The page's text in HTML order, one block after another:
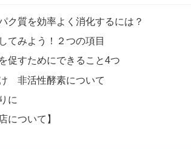
ク質を効率よく消化するには？
てみよう！２つの項目
促すためにできること4つ
非活性酵素について
に
について】